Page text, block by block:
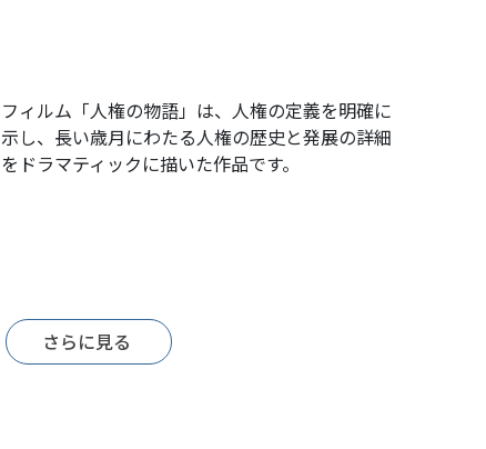
フィルム「人権の物語」は、人権の定義を明確に
示し、長い歳月にわたる人権の歴史と発展の詳細
をドラマティックに描いた作品です。
さらに見る